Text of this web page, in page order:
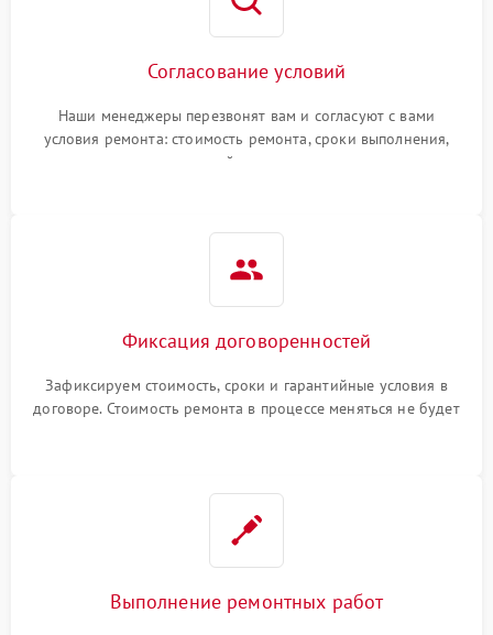
Согласование условий
Наши менеджеры перезвонят вам и согласуют с вами
условия ремонта: стоимость ремонта, сроки выполнения,
гарантийные условия
Фиксация договоренностей
Зафиксируем стоимость, сроки и гарантийные условия в
договоре. Стоимость ремонта в процессе меняться не будет
Выполнение ремонтных работ